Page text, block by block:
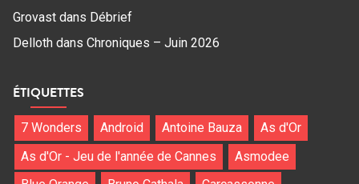
Grovast dans Débrief
Delloth dans Chroniques – Juin 2026
ÉTIQUETTES
7 Wonders Android Antoine Bauza
As d'Or
As d'Or - Jeu de l'année de Cannes
Asmodee